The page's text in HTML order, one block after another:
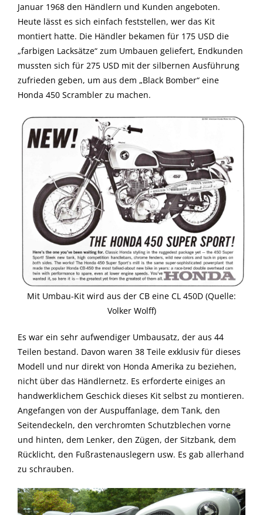
Januar 1968 den Händlern und Kunden angeboten.
Heute lässt es sich einfach feststellen, wer das Kit
montiert hatte. Die Händler bekamen für 175 USD die
„farbigen Lacksätze“ zum Umbauen geliefert, Endkunden
mussten sich für 275 USD mit der silbernen Ausführung
zufrieden geben, um aus dem „Black Bomber“ eine
Honda 450 Scrambler zu machen.
Mit Umbau-Kit wird aus der CB eine CL 450D (Quelle:
Volker Wolff)
Es war ein sehr aufwendiger Umbausatz, der aus 44
Teilen bestand. Davon waren 38 Teile exklusiv für dieses
Modell und nur direkt von Honda Amerika zu beziehen,
nicht über das Händlernetz. Es erforderte einiges an
handwerklichem Geschick dieses Kit selbst zu montieren.
Angefangen von der Auspuffanlage, dem Tank, den
Seitendeckeln, den verchromten Schutzblechen vorne
und hinten, dem Lenker, den Zügen, der Sitzbank, dem
Rücklicht, den Fußrastenauslegern usw. Es gab allerhand
zu schrauben.